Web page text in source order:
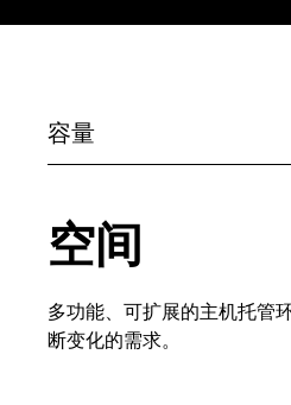
容量
空间
多功能、可扩展的主机托管
断变化的需求。